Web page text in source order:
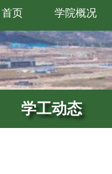
首页 学院概况
学工动态